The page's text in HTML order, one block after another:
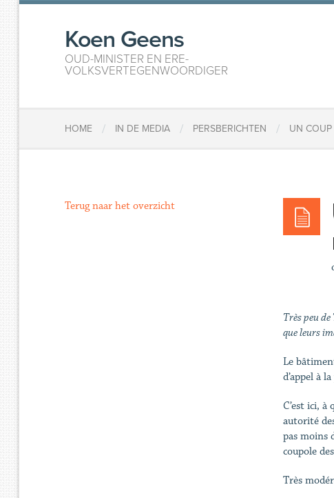
Koen Geens
OUD-MINISTER EN ERE-
VOLKSVERTEGENWOORDIGER
HOME / IN DE MEDIA / PERSBERICHTEN / UN COUP
Très peu
que leurs
Le
d’appel à
C’est ici,
autorité
pas moins
coupole
Très
Terug naar het overzicht